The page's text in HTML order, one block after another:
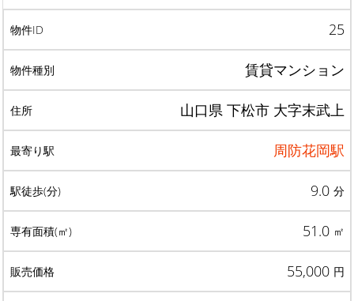
25
賃貸マンション
山口県 下松市 大字末武上
周防花岡駅
9.0 分
51.0 ㎡
55,000 円